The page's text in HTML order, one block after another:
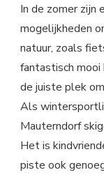
In de zomer zijn
mogelijkheden
natuur, zoals
fantastisch
de juiste plek
Als
Mauterndorf
Het is
piste ook